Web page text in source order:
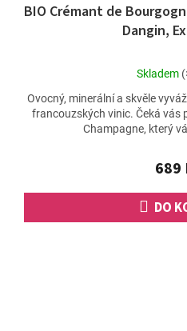
BIO Crémant de
Dangin,
je
5
Skladem
689
DO
Ovocný, minerální a skvěle
francouzských vinic. Čeká vás
Champagne, který